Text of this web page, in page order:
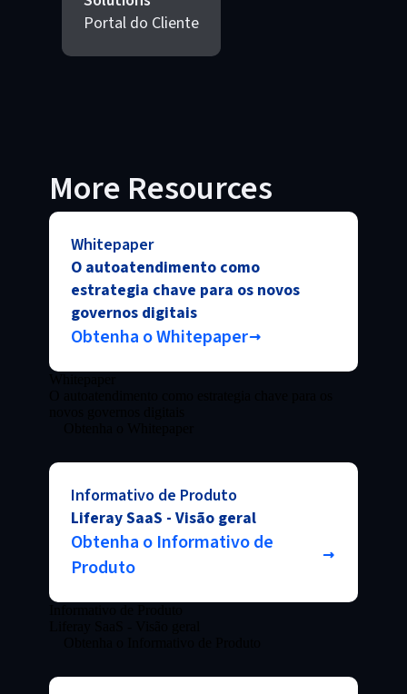
Portal do Cliente
More Resources
Whitepaper
O autoatendimento como
estrategia chave para os novos
governos digitais
Obtenha o Whitepaper
Informativo de Produto
Liferay SaaS - Visão geral
Obtenha o Informativo de
Produto